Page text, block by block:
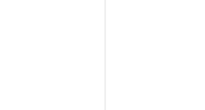
Chauffage
Chauffage